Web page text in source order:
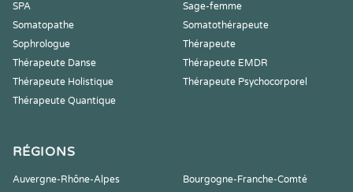
SPA
Sage-femme
Somatopathe
Somatothérapeute
Sophrologue
Thérapeute
Thérapeute Danse
Thérapeute EMDR
Thérapeute Holistique
Thérapeute Psychocorporel
Thérapeute Quantique
RÉGIONS
Auvergne-Rhône-Alpes
Bourgogne-Franche-Comté